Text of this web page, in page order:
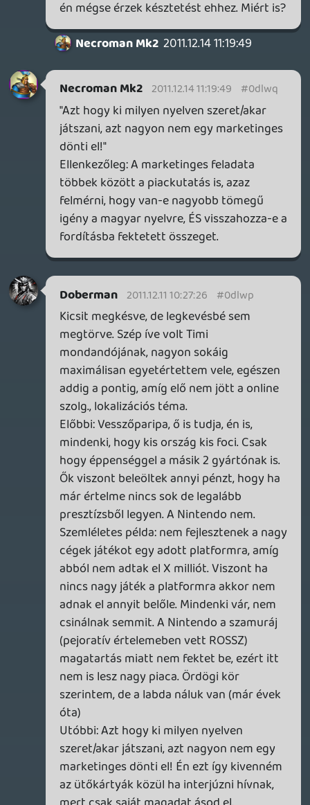
Kicsit megkésve, de legkevésbé sem
megtörve. Szép íve volt Timi
mondandójának, nagyon sokáig
maximálisan egyetértettem vele, egészen
addig a pontig, amíg elő nem jött a online
szolg., lokalizációs téma.
Előbbi: Vesszőparipa, ő is tudja, én is,
mindenki, hogy kis ország kis foci. Csak
hogy éppenséggel a másik 2 gyártónak is.
Ők viszont beleöltek annyi pénzt, hogy ha
már értelme nincs sok de legalább
presztízsből legyen. A Nintendo nem.
Szemléletes példa: nem fejlesztenek a nagy
cégek játékot egy adott platformra, amíg
abból nem adtak el X milliót. Viszont ha
nincs nagy játék a platformra akkor nem
adnak el annyit belőle. Mindenki vár, nem
csinálnak semmit. A Nintendo a szamuráj
(pejoratív értelemeben vett ROSSZ)
magatartás miatt nem fektet be, ezért itt
nem is lesz nagy piaca. Ördögi kör
szerintem, de a labda náluk van (már évek
óta)
Utóbbi: Azt hogy ki milyen nyelven
szeret/akar játszani, azt nagyon nem egy
marketinges dönti el! Én ezt így kivenném
az ütőkártyák közül ha interjúzni hívnak,
mert csak saját magadat ásod el.
Más
Macko megint elemében volt, de most
nem tudtam rá haragudni, mert a többiek
hál' istennek nem voltak restek belefojtani
a szót. 🙂 Viszont a két gpu egy nyákon
dolog, a kvázi integrált crossfire/sli, az
létezik egy ideje, viszont egy halom olyan
problémája van, amire sokan nem
kíváncsiak. Volt is szó róla, egyrészt az ára,
másfelől pedig az áramfelvétele, és a
szorosan ehhez kapcsolódó melegedés.
Apropó róluk van szó
hardverker.hu
hardverker.hu
Sokkal inkább a lentebbi is említett APU
felé próbálnak sodródni a nagyok. De ez
mindegy is, mert majd meglátjuk. Tisztán
emlékszem, hogy előző gen váltáskor a
játékosok sajnálták leginkább a lépést.
Most ezt annyira nem látom, csak aztán
nehogy a fejlesztők bánják meg.
2011.12.05 20:12:43 #0dlwo
Szeretem a magyar szinkront.
rehynn4 2011.12.05 15:48:40